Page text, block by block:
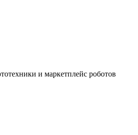
и маркетплейс роботов